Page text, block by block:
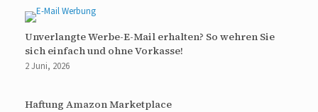
Unverlangte Werbe-E-Mail erhalten? So wehren Sie
sich einfach und ohne Vorkasse!
2 Juni, 2026
Haftung Amazon Marketplace